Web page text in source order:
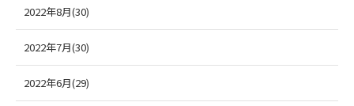
2022年8月(30)
2022年7月(30)
2022年6月(29)